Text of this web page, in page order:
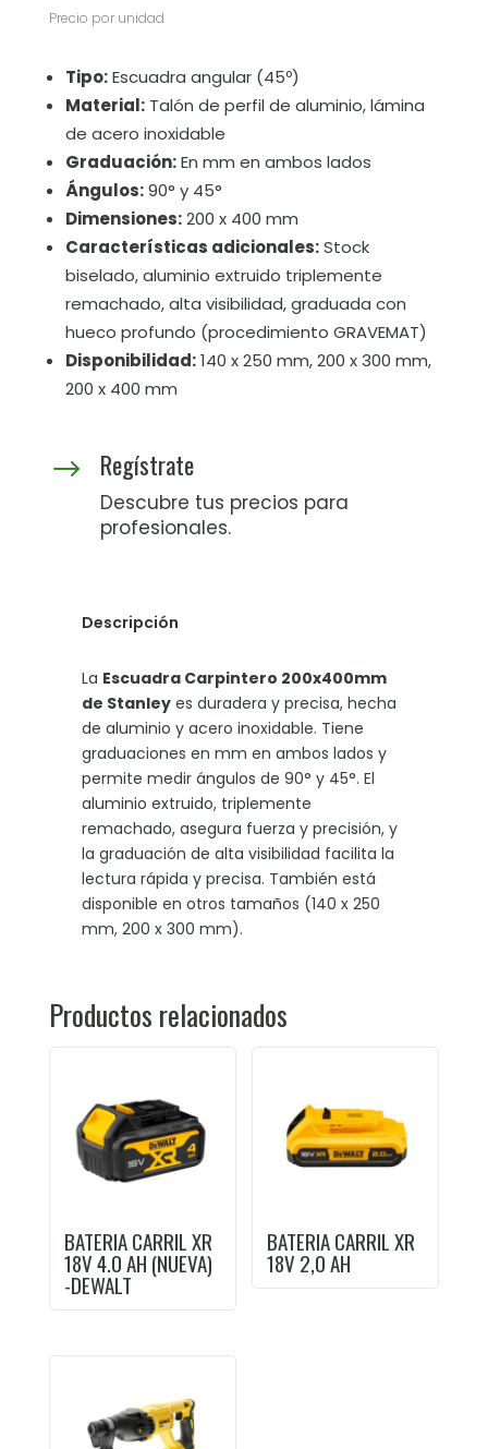
Precio por unidad
Tipo:Escuadra angular (45º)
Material:Talón de perfil de aluminio, lámina
de acero inoxidable
Graduación:En mm en ambos lados
Ángulos:90° y 45°
Dimensiones:200 x 400 mm
Características adicionales:Stock
biselado, aluminio extruido triplemente
remachado, alta visibilidad, graduada con
hueco profundo (procedimiento GRAVEMAT)
Disponibilidad:140 x 250 mm, 200 x 300 mm,
200 x 400 mm
$ Regístrate
Descubre tus precios para
profesionales.
Descripción
La Escuadra Carpintero 200x400mm
de Stanleyes duradera y precisa, hecha
de aluminio y acero inoxidable. Tiene
graduaciones en mm en ambos lados y
permite medir ángulos de 90° y 45°. El
aluminio extruido, triplemente
remachado, asegura fuerza y precisión, y
la graduación de alta visibilidad facilita la
lectura rápida y precisa. También está
disponible en otros tamaños (140 x 250
mm, 200 x 300 mm).
Productos relacionados
BATERIA CARRIL XR
18V 4.0 AH (NUEVA)
-DEWALT
BATERIA CARRIL XR
18V 2,0 AH